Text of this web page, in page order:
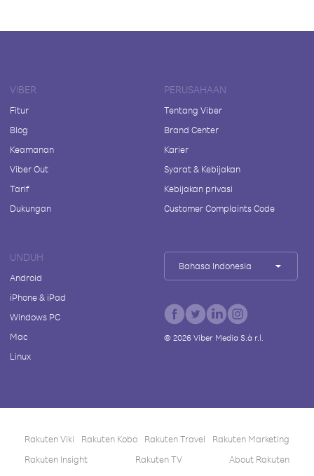
VIBER
Fitur
Blog
Keamanan
Viber Out
Tarif
Dukungan
PERUSAHAAN
Tentang Viber
Brand Center
Karier
Syarat & Kebijakan
Kebijakan privasi
Customer Complaints Code
UNDUH
Android
iPhone & iPad
Windows PC
Mac
Linux
Bahasa Indonesia
© 2026Viber Media S.à r.l.
Rakuten Viki Rakuten Kobo Rakuten Travel
Rakuten Marketing
Rakuten Insight
Rakuten TV About Rakuten